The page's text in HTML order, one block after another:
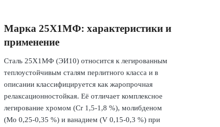
Марка 25Х1МФ: характеристики и
применение
Сталь 25Х1МФ (ЭИ10) относится к легированным
теплоустойчивым сталям перлитного класса и в
описании классифицируется как жаропрочная
релаксационностойкая. Её отличает комплексное
легирование хромом (Cr 1,5-1,8 %), молибденом
(Mo 0,25-0,35 %) и ванадием (V 0,15-0,3 %) при